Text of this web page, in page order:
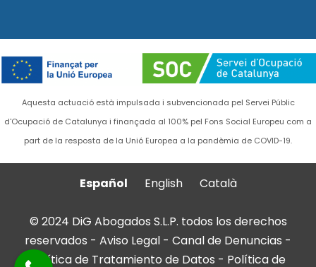
Aquesta actuació està impulsada i subvencionada pel Servei Públic
d'Ocupació de Catalunya i finançada al 100% pel Fons Social Europeu com a
part de la resposta de la Unió Europea a la pandèmia de COVID-19.
Español English Català
© 2024 DiG Abogados S.L.P. todos los derechos
reservados - Aviso Legal - Canal de Denuncias -
Política de Tratamiento de Datos - Política de